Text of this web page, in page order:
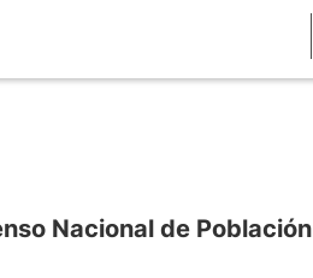
Nacional de Población